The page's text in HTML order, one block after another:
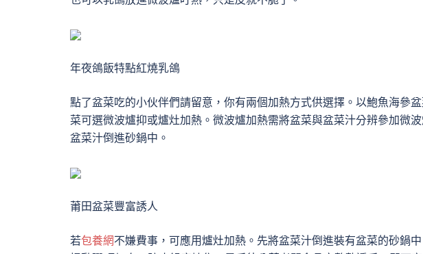
年夜鴿飯特點紅燒乳鴿
點了盆菜吃的小伙伴們請留意，你有兩個加熱方式供選擇。以鮑魚海參
菜可選微波爐抑或爐灶加熱。微波爐加熱需將盆菜與盆菜汁分辨參加微
盆菜汁倒進砂鍋中。
莆田盆菜豐富誘人
若包養網不嫌費事，可應用爐灶加熱。先將盆菜汁倒進裝有盆菜的砂鍋